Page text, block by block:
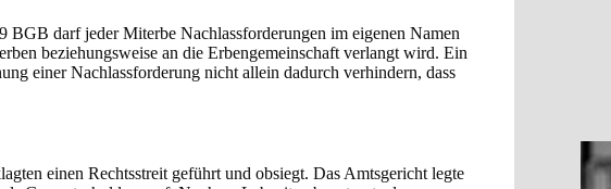
BGB darf jeder Miterbe Nachlassforderungen im eigenen Namen
beziehungsweise an die Erbengemeinschaft verlangt wird. Ein
einer Nachlassforderung nicht allein dadurch verhindern, dass
einen Rechtsstreit geführt und obsiegt. Das Amtsgericht legte